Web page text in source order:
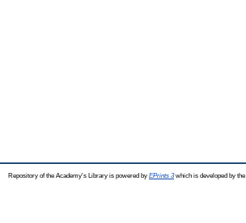
Repository of the Academy's Library is powered by EPrints 3which is developed by the